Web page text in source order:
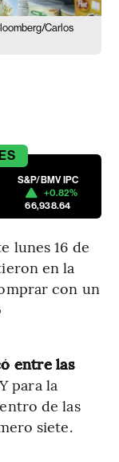
Carlos
S&P/BMV IPC
+0.82%
66,938.64
lunes 16 de
en la
con un
entre las
para la
de las
siete.